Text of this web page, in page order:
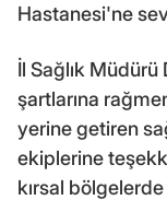
Hastanesi'ne
İl Sağlık Müdürü
şartlarına
yerine getiren
ekiplerine
kırsal